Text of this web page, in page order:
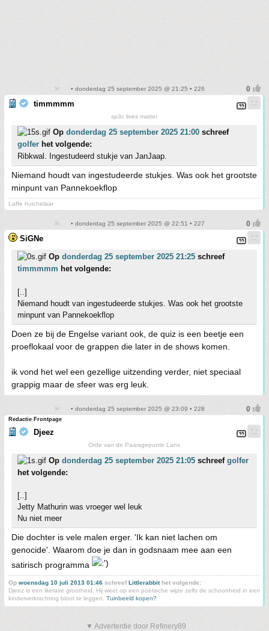
• donderdag 25 september 2025 @ 21:25 • 226
timmmmm
sp3c lives matter
Op donderdag 25 september 2025 21:00 schreef
golfer het volgende:
Ribkwal. Ingestudeerd stukje van JanJaap.
Niemand houdt van ingestudeerde stukjes. Was ook het grootste
minpunt van Pannekoekflop
Laffe huichelaar
• donderdag 25 september 2025 @ 22:51 • 227
SiGNe
Op donderdag 25 september 2025 21:25 schreef
timmmmm het volgende:
[..]
Niemand houdt van ingestudeerde stukjes. Was ook het grootste
minpunt van Pannekoekflop
Doen ze bij de Engelse variant ook, de quiz is een beetje een
proeflokaal voor de grappen die later in de shows komen.
ik vond het wel een gezellige uitzending verder, niet speciaal
grappig maar de sfeer was erg leuk.
• donderdag 25 september 2025 @ 23:09 • 228
Redactie Frontpage
Djeez
Orde van de Paarsgepunte Lans
Op donderdag 25 september 2025 21:05 schreef golfer
het volgende:
[..]
Jetty Mathurin was vroeger wel leuk
Nu niet meer
Die dochter is vele malen erger. 'Ik kan niet lachen om
genocide'. Waarom doe je dan in godsnaam mee aan een
satirisch programma
Op woensdag 10 juli 2013 01:46 schreefLittlerabbithet volgende:
Djeez is een literaire grootheid. Hij weet op een poëtische wijze zelfs de schoonheid in een
kinderverkrachting bloot te leggen. Tuinbeeld kopen?
▼ Advertentie door Refinery89